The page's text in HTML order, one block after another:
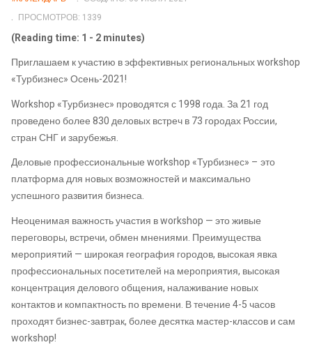
ПРОСМОТРОВ: 1339
(Reading time: 1 - 2 minutes)
Приглашаем к участию в эффективных региональных workshop
«Турбизнес» Осень-2021!
Workshop «Турбизнес» проводятся с 1998 года. За 21 год
проведено более 830 деловых встреч в 73 городах России,
стран СНГ и зарубежья.
Деловые профессиональные workshop «Турбизнес» – это
платформа для новых возможностей и максимально
успешного развития бизнеса.
Неоценимая важность участия в workshop — это живые
переговоры, встречи, обмен мнениями. Преимущества
мероприятий — широкая география городов, высокая явка
профессиональных посетителей на мероприятия, высокая
концентрация делового общения, налаживание новых
контактов и компактность по времени. В течение 4-5 часов
проходят бизнес-завтрак, более десятка мастер-классов и сам
workshop!